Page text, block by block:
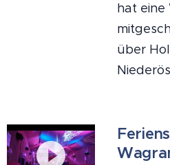
hat eine
über